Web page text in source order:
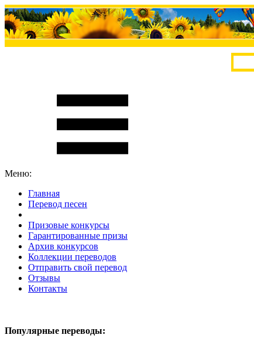
Меню:
Главная
Перевод песен
Призовые конкурсы
Гарантированные призы
Архив конкурсов
Коллекции переводов
Отправить свой перевод
Отзывы
Контакты
Популярные переводы: